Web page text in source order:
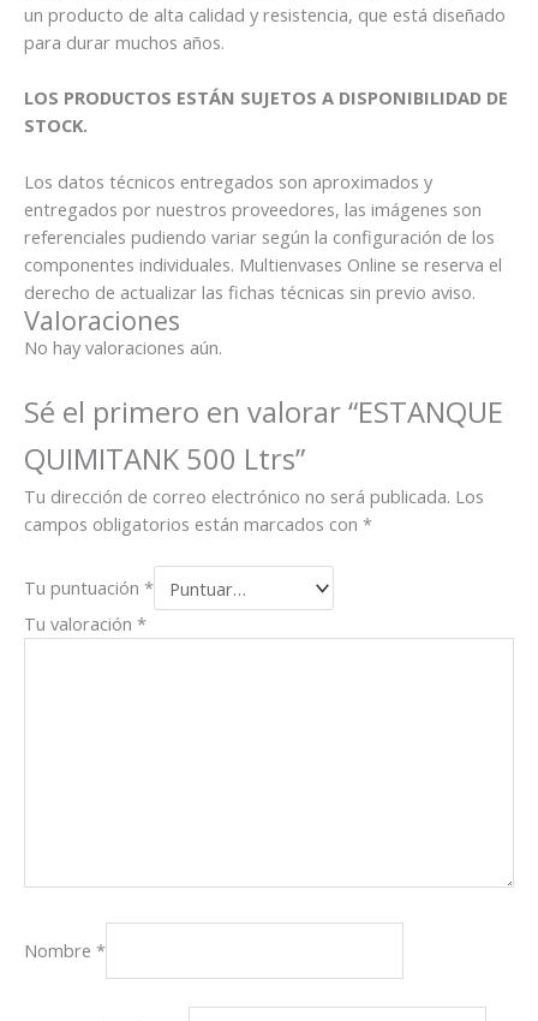
un producto de alta calidad y resistencia, que está diseñado
para durar muchos años.
LOS PRODUCTOS ESTÁN SUJETOS A DISPONIBILIDAD DE
STOCK.
Los datos técnicos entregados son aproximados y
entregados por nuestros proveedores, las imágenes son
referenciales pudiendo variar según la configuración de los
componentes individuales. Multienvases Online se reserva el
derecho de actualizar las fichas técnicas sin previo aviso.
Valoraciones
No hay valoraciones aún.
Sé el primero en valorar “ESTANQUE
QUIMITANK 500 Ltrs”
Tu dirección de correo electrónico no será publicada. Los
campos obligatorios están marcados con *
Tu puntuación *
Tu valoración *
Nombre *